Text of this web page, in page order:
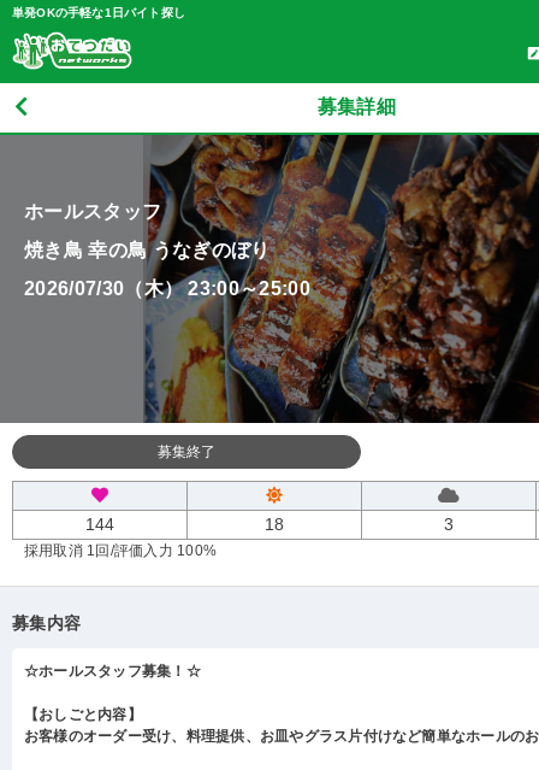
単発OKの手軽な1日バイト探し
募集詳細
ホールスタッフ
焼き鳥 幸の鳥 うなぎのぼり
2026/07/30（木） 23:00～25:00
募集終了
144 18 3
採用取消 1回 /評価入力 100%
募集内容
☆ホールスタッフ募集！☆
【おしごと内容】
お客様のオーダー受け、料理提供、お皿やグラス片付けなど簡単なホールの